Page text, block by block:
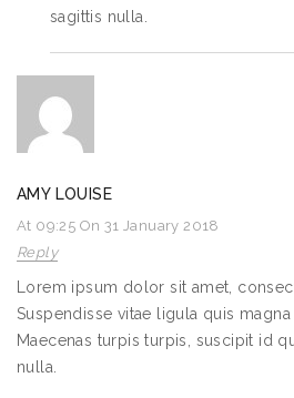
sagittis nulla.
AMY LOUISE
At 09:25 On 31 January 2018
Reply
Lorem ipsum dolor sit amet,
Suspendisse vitae ligula quis magna
Maecenas turpis turpis, suscipit id
nulla.